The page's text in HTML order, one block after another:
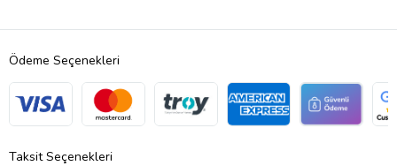
Ödeme Seçenekleri
Taksit Seçenekleri